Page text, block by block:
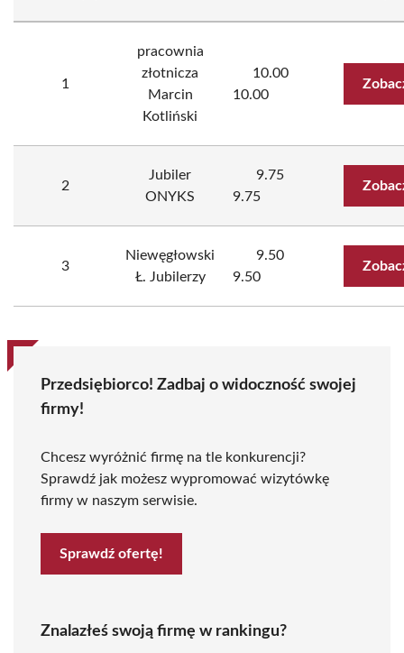
1
pracownia
złotnicza
Marcin
Kotliński
10.00
10.00
2
Jubiler
ONYKS
9.75
9.75
3
Niewęgłowski
Ł. Jubilerzy
9.50
9.50
Przedsiębiorco! Zadbaj o widoczność swojej
firmy!
Chcesz wyróżnić firmę na tle konkurencji?
Sprawdź jak możesz wypromować wizytówkę
firmy w naszym serwisie.
Sprawdź ofertę!
Znalazłeś swoją firmę w rankingu?